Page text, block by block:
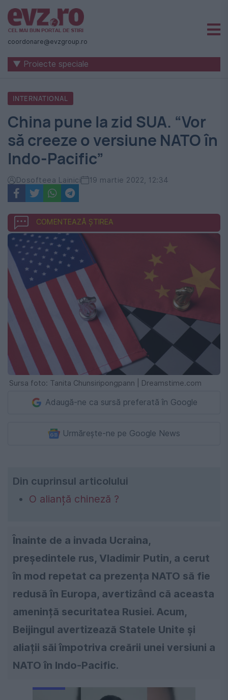
Știri
naționale
internaționale
România
-
Evenimentul
Zilei
coordonare@evzgroup.ro
▼ Proiecte speciale
INTERNATIONAL
China pune la zid SUA. “Vor
să creeze o versiune NATO în
Indo-Pacific”
Dosofteea Lainici 19 martie 2022, 12:34
COMENTEAZĂ ȘTIREA
Sursa foto: Tanita Chunsiripongpann | Dreamstime.com
Adaugă-ne ca sursă preferată în Google
Urmărește-ne pe Google News
Din cuprinsul articolului
O alianță chineză ?
Înainte de a invada Ucraina,
președintele rus, Vladimir Putin, a cerut
în mod repetat ca prezența NATO să fie
redusă în Europa, avertizând că aceasta
amenință securitatea Rusiei. Acum,
Beijingul avertizează Statele Unite și
aliații săi împotriva creării unei versiuni a
NATO în Indo-Pacific.